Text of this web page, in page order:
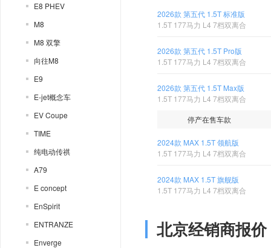
E8 PHEV
M8
M8 双擎
向往M8
E9
E-jet概念车
EV Coupe
TIME
纯电动传祺
A79
E concept
EnSpirit
ENTRANZE
Enverge
2026款 第五代 1.5T 标准版
1.5T 177马力 L4 7档双离合
2026款 第五代 1.5T Pro版
1.5T 177马力 L4 7档双离合
2026款 第五代 1.5T Max版
1.5T 177马力 L4 7档双离合
停产在售车款
2024款 MAX 1.5T 领航版
1.5T 177马力 L4 7档双离合
2024款 MAX 1.5T 旗舰版
1.5T 177马力 L4 7档双离合
北京经销商报价